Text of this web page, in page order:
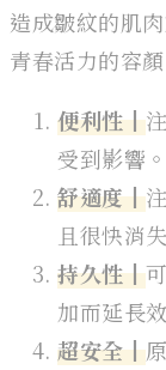
造成皺紋的肌
青春活力的容顏
便利性┃
受到影響。
舒適度┃
且很快消
持久性┃
加而延長
超安全┃